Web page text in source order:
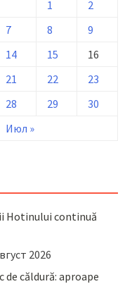
Июл »
1
2
7 8
9
14 15
16
21 22
23
28 29 30
Hotinului continuă
2026
căldură: aproape